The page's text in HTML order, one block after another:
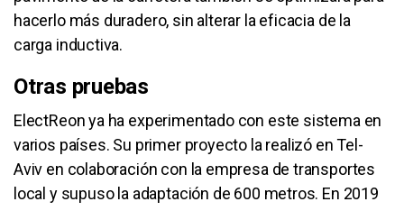
hacerlo más duradero, sin alterar la eficacia de la
carga inductiva.
Otras pruebas
ElectReon ya ha experimentado con este sistema en
varios países. Su primer proyecto la realizó en Tel-
Aviv en colaboración con la empresa de transportes
local y supuso la adaptación de 600 metros. En 2019